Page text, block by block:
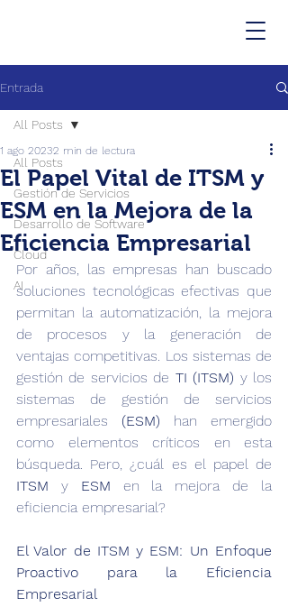
Entrada
All Posts
Gestión de Servicios
Desarrollo de Software
Cloud
AI
All Posts
El Papel Vital de ITSM y
ESM en la Mejora de la
Eficiencia Empresarial
1 ago 20232 min de lectura
Por años, las empresas han buscado
soluciones tecnológicas efectivas que
permitan la automatización, la mejora
de procesos y la generación de
ventajas competitivas. Los sistemas de
gestión de servicios de TI (ITSM) y los
sistemas de gestión de servicios
empresariales (ESM) han emergido
como elementos críticos en esta
búsqueda. Pero, ¿cuál es el papel de
ITSM y ESM en la mejora de la
eficiencia empresarial?
‍El Valor de ITSM y ESM: Un Enfoque
Proactivo para la Eficiencia
Empresarial